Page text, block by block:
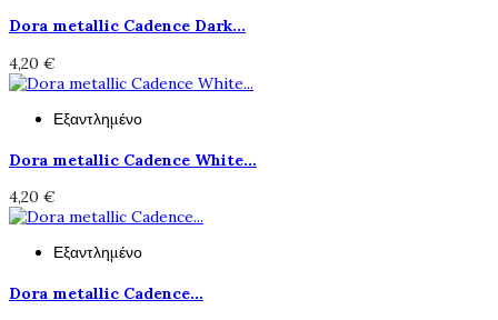
Dora metallic Cadence Dark...
4,20 €
Εξαντλημένο
Dora metallic Cadence White...
4,20 €
Εξαντλημένο
Dora metallic Cadence...